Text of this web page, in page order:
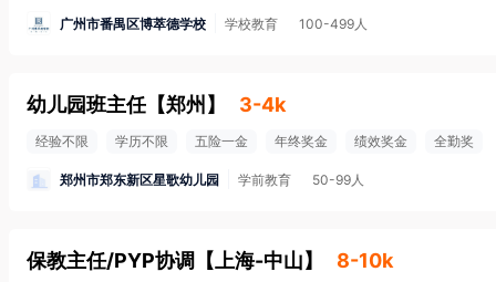
广州市番禺区博萃德学校 学校教育 100-499人
幼儿园班主任 【郑州 】 3-4k
经验不限 学历不限 五险一金 年终奖金 绩效奖金 全勤奖
郑州市郑东新区星歌幼儿园 学前教育 50-99人
保教主任/PYP协调 【 上海-中山】 8-10k